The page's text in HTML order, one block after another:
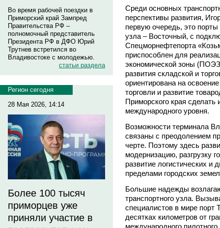
Во время рабочей поездки в
Приморский край Зампред
Правительства РФ –
полномочный представитель
Президента РФ в ДФО Юрий
Трутнев встретился во
Владивостоке с молодежью.
статьи раздела
Регион сегодня
28 Мая 2026, 14:14
Более 100 тысяч
приморцев уже
приняли участие в
Среди основных
перспективы развития,
первую очередь, это порты
узла – Восточный, с
Спецморнефтепорта
приспособлен для
экономической зоны
развития складской и
ориентирована на
торговли и развитие
Приморского края
международного уровня.
Возможности терминала
связаны с преодолением
черте. Поэтому здесь
модернизацию, разгрузку
развитие логистических и
пределами городских
Большие надежды
транспортного узла.
специалистов в мире порт
десятках километров от
международного